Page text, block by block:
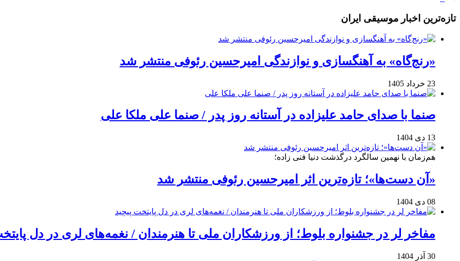
تازه‌ترین اخبار موسیقی ایران
«رنج‌گاه» به آهنگسازی و نوازندگی امیرحسین رئوفی منتشر شد
23 خرداد 1405
صنما با صدای حامد علیزاده در آستانه روز پدر / صنما علی ملکا علی
13 دی 1404
هم‌زمان با نهمین سالگرد درگذشت دنیا فنی زاده؛
«آن دست‌ها»؛ تازه‌ترین اثر امیرحسین رئوفی منتشر شد
08 دی 1404
مفاخر لر در جشنواره بلوط؛ از ورزشکاران ملی تا هنرمندان / نغمه‌های لری در دل
30 آذر 1404